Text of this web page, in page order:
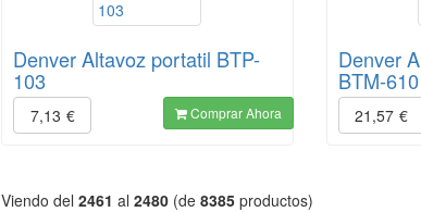
Denver Altavoz portatil BTP-
103
7,13 € Comprar Ahora
Denver
BTM-
21,57 €
Viendo del 2461 al 2480 (de 8385 productos)